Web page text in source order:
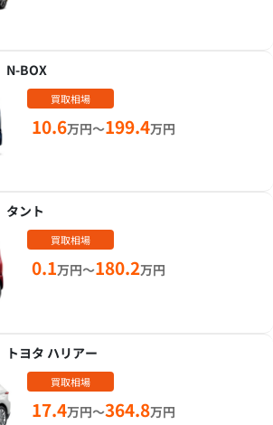
N-BOX
買取相場
10.6万円～199.4万円
タント
買取相場
0.1万円～180.2万円
トヨタ ハリアー
買取相場
17.4万円～364.8万円